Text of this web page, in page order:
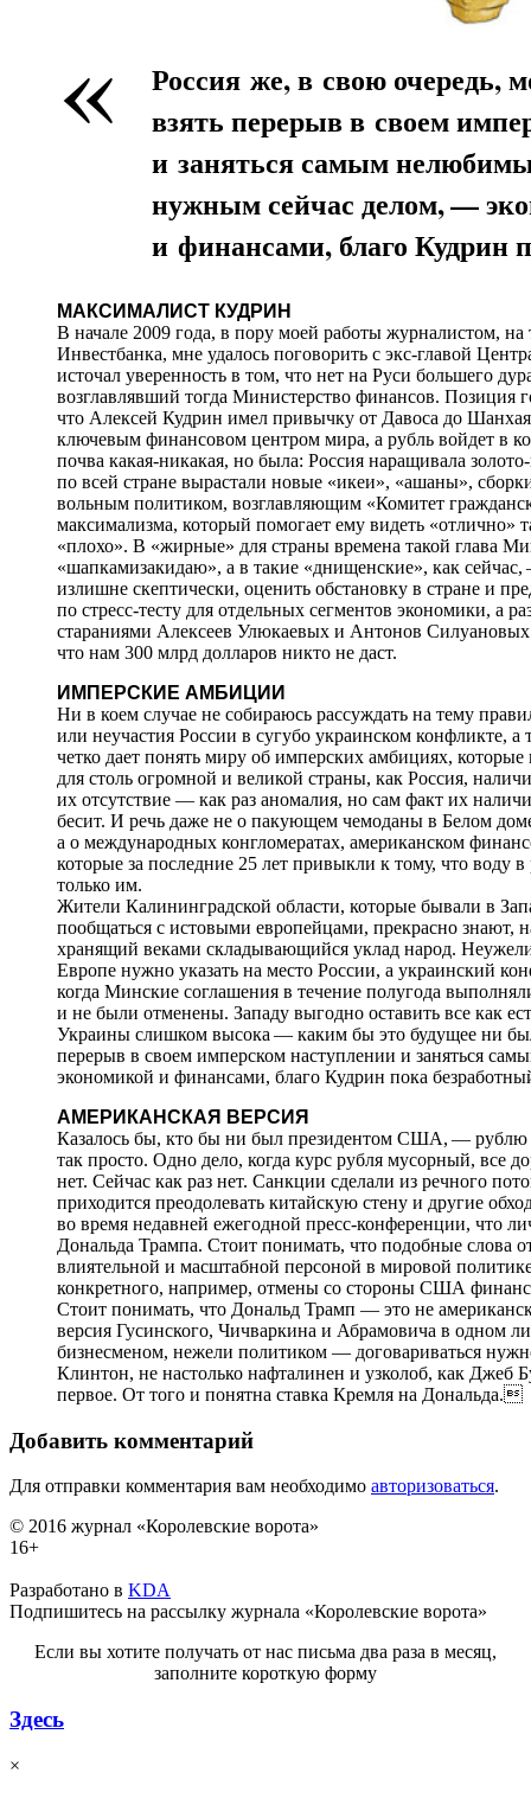
«
Россия же, в свою очередь,
взять перерыв в своем
и заняться самым
нужным сейчас делом, —
и финансами, благо Кудрин
МАКСИМАЛИСТ КУДРИН
В начале 2009 года, в пору моей работы журналистом,
Инвестбанка, мне удалось поговорить с экс-главой
источал уверенность в том, что нет на Руси большего
возглавлявший тогда Министерство финансов. Позиция
что Алексей Кудрин имел привычку от Давоса до Шанхая
ключевым финансовом центром мира, а рубль войдет в
почва какая-никакая, но была: Россия наращивала
по всей стране вырастали новые «икеи», «ашаны»,
вольным политиком, возглавляющим «Комитет
максимализма, который помогает ему видеть «отлично»
«плохо». В «жирные» для страны времена такой глава
«шапкамизакидаю», а в такие «днищенские», как
излишне скептически, оценить обстановку в стране и
по стресс-тесту для отдельных сегментов экономики, а
стараниями Алексеев Улюкаевых и Антонов
что нам 300 млрд долларов никто не даст.
ИМПЕРСКИЕ АМБИЦИИ
Ни в коем случае не собираюсь рассуждать на тему
или неучастия России в сугубо украинском конфликте,
четко дает понять миру об имперских амбициях,
для столь огромной и великой страны, как Россия,
их отсутствие — как раз аномалия, но сам факт их
бесит. И речь даже не о пакующем чемоданы в Белом
а о международных конгломератах, американском
которые за последние 25 лет привыкли к тому, что воду
только им.
Жители Калининградской области, которые бывали в
пообщаться с истовыми европейцами, прекрасно знают,
хранящий веками складывающийся уклад народ.
Европе нужно указать на место России, а украинский
когда Минские соглашения в течение полугода
и не были отменены. Западу выгодно оставить все как
Украины слишком высока — каким бы это будущее ни
перерыв в своем имперском наступлении и заняться
экономикой и финансами, благо Кудрин пока
АМЕРИКАНСКАЯ ВЕРСИЯ
Казалось бы, кто бы ни был президентом США, — рублю
так просто. Одно дело, когда курс рубля мусорный, все
нет. Сейчас как раз нет. Санкции сделали из речного
приходится преодолевать китайскую стену и другие
во время недавней ежегодной пресс-конференции, что
Дональда Трампа. Стоит понимать, что подобные слова
влиятельной и масштабной персоной в мировой
конкретного, например, отмены со стороны США
Стоит понимать, что Дональд Трамп — это не
версия Гусинского, Чичваркина и Абрамовича в одном
бизнесменом, нежели политиком — договариваться
Клинтон, не настолько нафталинен и узколоб, как
первое. От того и понятна ставка Кремля на Дональда.
Добавить комментарий
Для отправки комментария вам необходимо авторизоваться.
© 2016 журнал «Королевские ворота»
16+
Разработано в KDA
Подпишитесь на рассылку журнала «Королевские ворота»
Если вы хотите получать от нас письма два раза в месяц,
заполните короткую форму
Здесь
×